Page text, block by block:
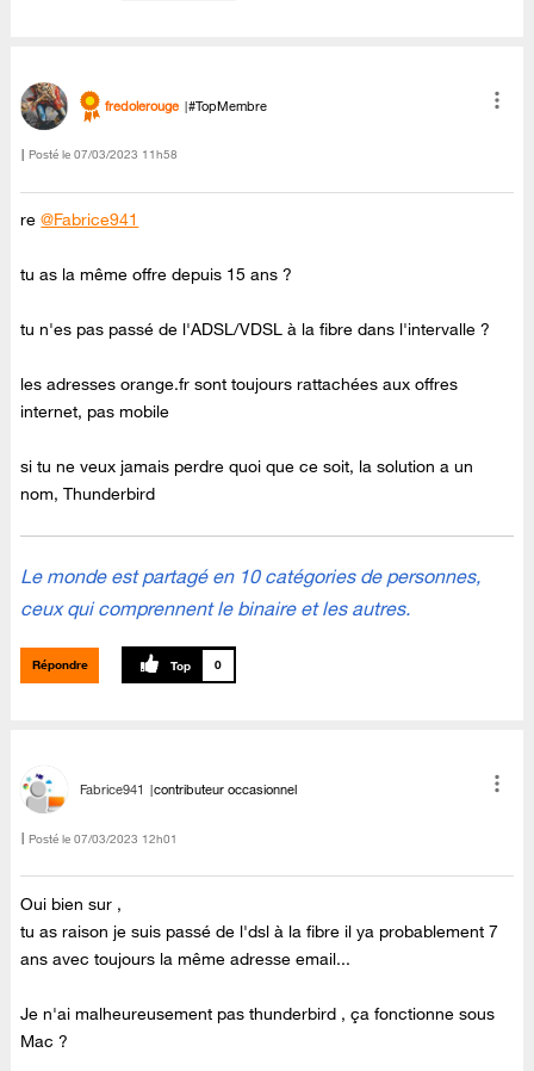
fredolerouge #TopMembre
Posté le ‎07/03/2023 11h58
re@Fabrice941
tu as la même offre depuis 15 ans ?
tu n'es pas passé de l'ADSL/VDSL à la fibre dans l'intervalle ?
les adresses orange.fr sont toujours rattachées aux offres
internet, pas mobile
si tu ne veux jamais perdre quoi que ce soit, la solution a un
nom, Thunderbird
Le monde est partagé en 10 catégories de personnes,
ceux qui comprennent le binaire et les autres.
Répondre 0
Fabrice941 contributeur occasionnel
Posté le ‎07/03/2023 12h01
Oui bien sur ,
tu as raison je suis passé de l'dsl à la fibre il ya probablement 7
ans avec toujours la même adresse email...
Je n'ai malheureusement pas thunderbird , ça fonctionne sous
Mac ?